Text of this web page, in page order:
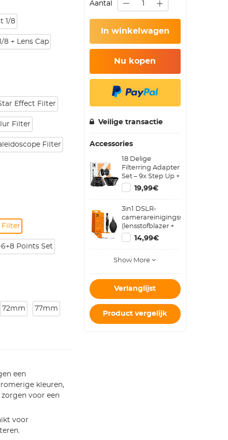
1/8
8 + Lens Cap
Effect Filter
Filter
Filter
Filter
Points Set
72mm 77mm
een
kleuren,
voor een
voor
Aantal
In winkelwagen
Nu kopen
Veilige transactie
Accessories
18 Delige
Filterring Adapter
Set – 9x Step Up +
9x Step Down
Metalen
Ringen
19,99€
3in1 DSLR-
camerareinigingsset
(lensstofblazer +
reinigingspen +
macrovezelreinigingsdoekje)
14,99€
Show More
Verlanglijst
Product vergelijk